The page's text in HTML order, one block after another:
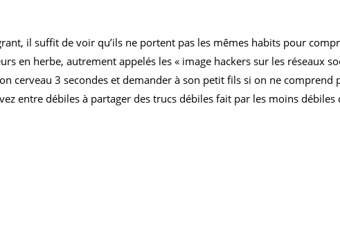
il suffit de voir qu’ils ne portent pas les mêmes habits pour
en herbe, autrement appelés les « image hackers sur les réseaux
cerveau 3 secondes et demander à son petit fils si on ne comprend
entre débiles à partager des trucs débiles fait par les moins débiles